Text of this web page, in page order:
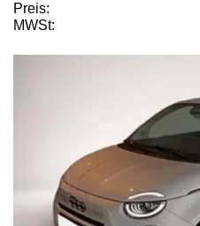
Preis:
MWSt: